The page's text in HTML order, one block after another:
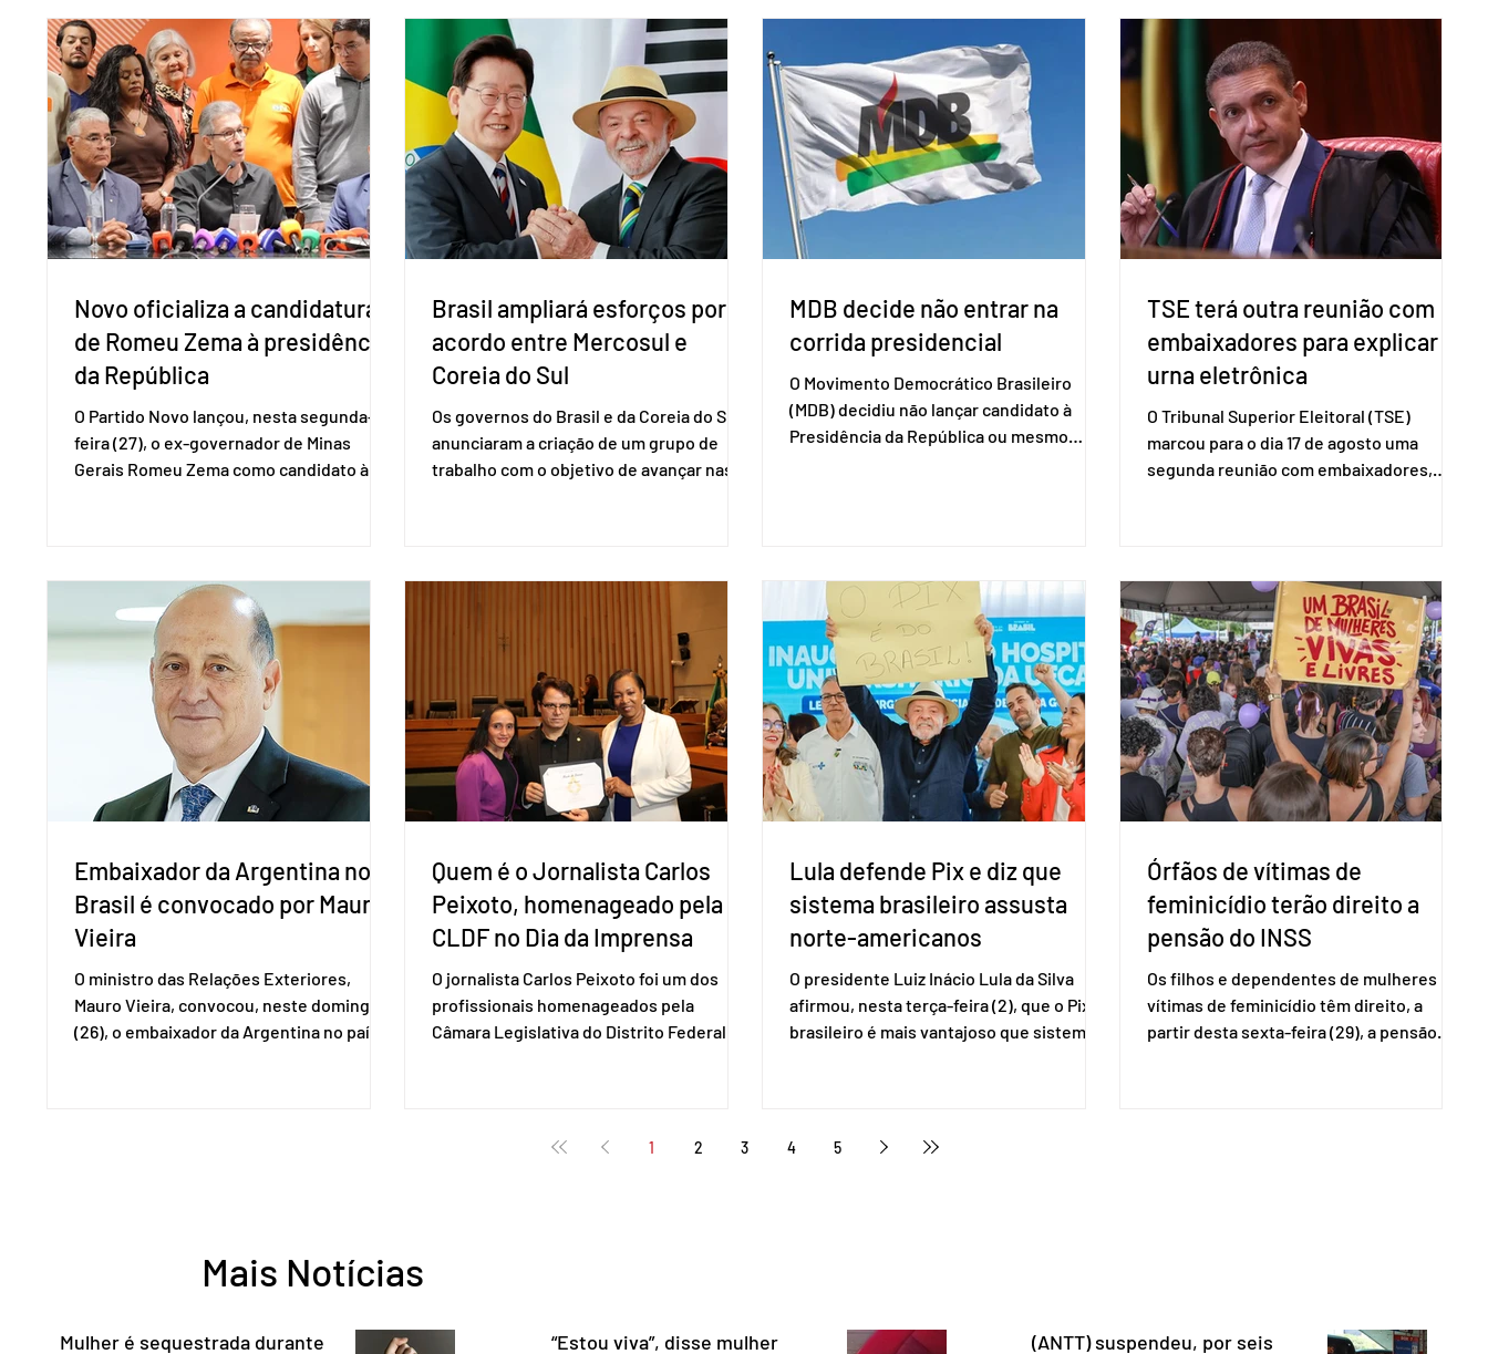
base na Seção 301 da Lei de Comércio de
1974. Segundo nota divulgada pelo
Ministério das Relações Exteriores, o
Brasil considera que as tarifas são
injustificadas e incompatíveis com as
obrigações assumidas pelos Estados
Unid
e pode ser tomado a cada dois meses. O
pedido de inclusão vai ser encaminhado
pelo Ministério da Saúde à Comissão
Nacional de Incorporação de Novas
Tecnologias no SUS (Conitec) na semana
que vem. A Conitec é um colegiado
Se o título estiver regular, o eleitor pode
votar mesmo sem ter realizado esse
cadastro. Neste caso, será exigido o
documento de identificação para acesso
à urna eletrônica. Se a urna eletrônica
não reconh
Empresas (Sebrae), realizado a partir de
dados do Instituto Brasileiro de
Geografia e Estatística (IBGE). O estudo
do Sebrae mostra que, no quarto
trimestre de 2025, os empreendedores
60+ formalizados atingiram o maior
rendime
Novo oficializa a candidatura
de Romeu Zema à presidência
da República
O Partido Novo lançou, nesta segunda-
feira (27), o ex-governador de Minas
Gerais Romeu Zema como candidato à
vice-presidente. A convenção contou
com a presença do presidente nacional
do partido, Eduardo Ribeiro, e do senador
Eduardo Girão, filiado ao Novo desde
fevereiro de 2023. Formado em
administração de empresas pela Fundaç
Brasil ampliará esforços por
acordo entre Mercosul e
Coreia do Sul
Os governos do Brasil e da Coreia do Sul
anunciaram a criação de um grupo de
trabalho com o objetivo de avançar nas
“Decidimos criar um grupo de trabalho
que vai identificar sensibilidades dos
dois lados e evitar que elas sejam um
empecilho para a retomada das
negociações de um acordo do Mercosul
com a Coreia”, disse o presiden
MDB decide não entrar na
corrida presidencial
O Movimento Democrático Brasileiro
(MDB) decidiu não lançar candidato à
Presidência da República ou mesmo
formação de alianças no âmbito local. A
ideia, segundo o partido, é focar na
eleição de governadores e deputados
estaduais, além de fortalecer a bancada
no Congresso Nacional, com senad
TSE terá outra reunião com
embaixadores para explicar
urna eletrônica
O Tribunal Superior Eleitoral (TSE)
marcou para o dia 17 de agosto uma
segunda reunião com embaixadores,
sistema eleitoral do país. Segundo o
tribunal, o encontro ocorrerá na sede do
TSE e dará continuidade às ações de
transparência voltadas à comunidade
internacional. Nela, o presidente da
Corte, ministro Kássio Nunes Marques,
voltará a explic
Embaixador da Argentina no
Brasil é convocado por Mauro
Vieira
O ministro das Relações Exteriores,
Mauro Vieira, convocou, neste domingo
(26), o embaixador da Argentina no país,
Estado, às instituições democráticas,
Quem é o Jornalista Carlos
Peixoto, homenageado pela
CLDF no Dia da Imprensa
O jornalista Carlos Peixoto foi um dos
profissionais homenageados pela
Câmara Legislativa do Distrito Federal
deputada distrital Dra. Jane Klébia,
Lula defende Pix e diz que
sistema brasileiro assusta
norte-americanos
O presidente Luiz Inácio Lula da Silva
afirmou, nesta terça-feira (2), que o Pix
brasileiro é mais vantajoso que sistemas
Lula destacou as vantagens da
Órfãos de vítimas de
feminicídio terão direito a
pensão do INSS
Os filhos e dependentes de mulheres
vítimas de feminicídio têm direito, a
partir desta sexta-feira (29), a pensão
1 2 3 4 5
Mais Notícias
Mulher é sequestrada durante “Estou viva”, disse mulher (ANTT) suspendeu, por seis